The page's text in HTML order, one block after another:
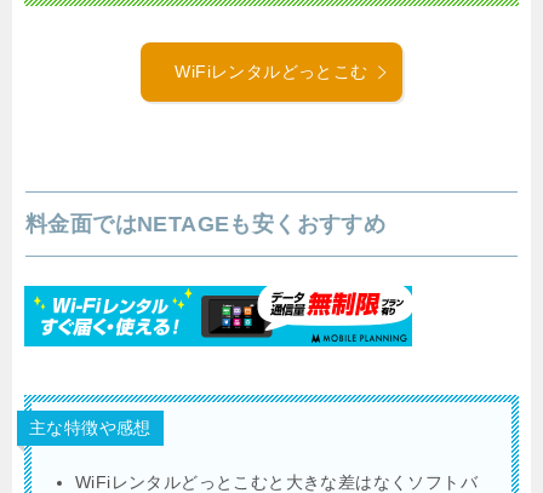
WiFiレンタルどっとこむ
料金面ではNETAGEも安くおすすめ
主な特徴や感想
WiFiレンタルどっとこむと大きな差はなくソフトバ